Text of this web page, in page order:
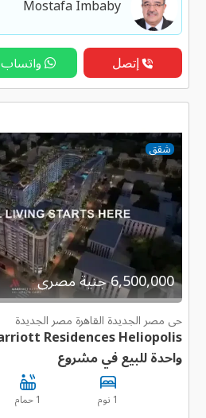
Mostafa Imbaby
إتصل واتساب
شقق
6,500,000 جنية مصرى
حى مصر الجديدة القاهرة مصر الجديدة
واحدة للبيع في مشروع
1 نوم 1 حمام